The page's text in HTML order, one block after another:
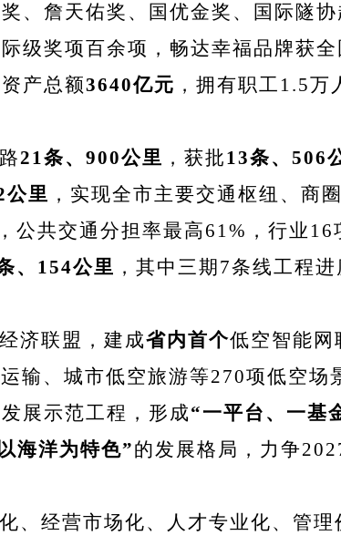
、詹天佑奖、国优金奖、国际隧协
级奖项百余项，畅达幸福品牌获
产总额3640亿元 ，拥有职工1.5万
21条、900公里 ，获批13条、506
公里 ，实现全市主要交通枢纽、商
公共交通分担率最高61%，行业16
、154公里 ，其中三期7条线工程进
济联盟，建成省内首个低空智能网
输、城市低空旅游等270项低空场
展示范工程，形成“一平台、一基
海洋为特色”的发展格局，力争
、经营市场化、人才专业化、管理